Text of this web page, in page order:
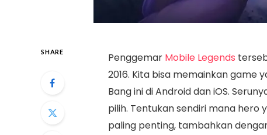
SHARE Penggemar Mobile Legends
2016. Kita bisa memainkan game
Bang ini di Android dan iOS.
pilih. Tentukan sendiri mana hero
paling penting, tambahkan